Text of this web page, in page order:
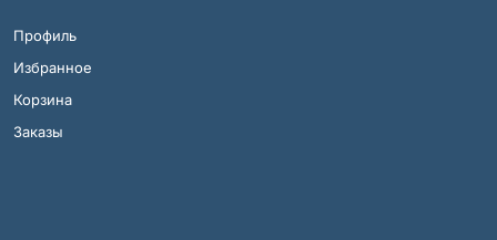
Профиль
Избранное
Корзина
Заказы